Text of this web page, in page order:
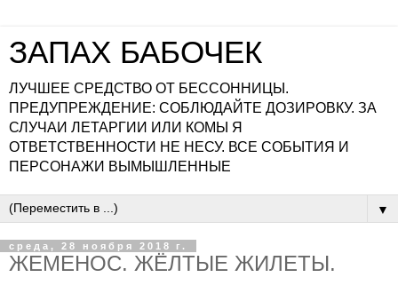
ЗАПАХ БАБОЧЕК
ЛУЧШЕЕ СРЕДСТВО ОТ БЕССОННИЦЫ.
ПРЕДУПРЕЖДЕНИЕ: СОБЛЮДАЙТЕ ДОЗИРОВКУ. ЗА
СЛУЧАИ ЛЕТАРГИИ ИЛИ КОМЫ Я
ОТВЕТСТВЕННОСТИ НЕ НЕСУ. ВСЕ СОБЫТИЯ И
ПЕРСОНАЖИ ВЫМЫШЛЕННЫЕ
▼
среда, 28 ноября 2018 г.
ЖЕМЕНОС. ЖЁЛТЫЕ ЖИЛЕТЫ.